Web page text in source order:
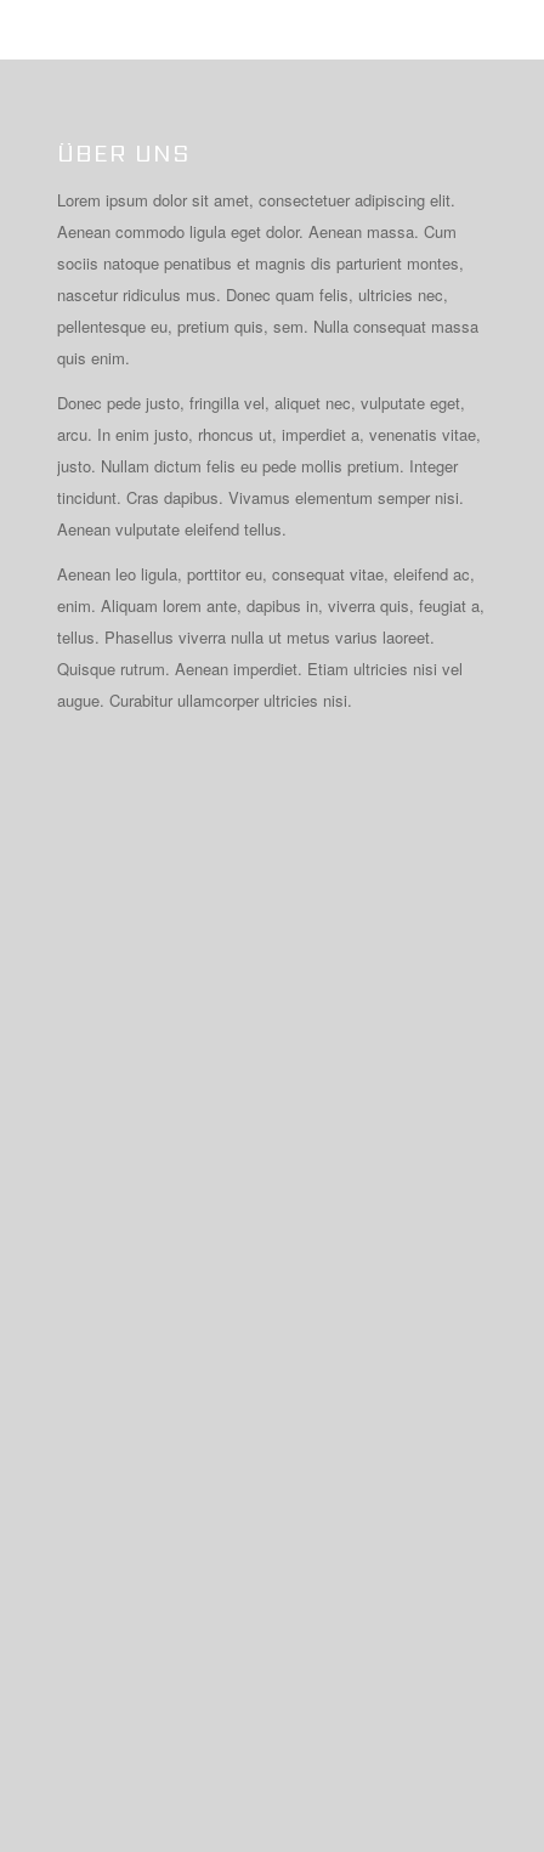
ÜBER UNS
Lorem ipsum dolor sit amet, consectetuer adipiscing elit.
Aenean commodo ligula eget dolor. Aenean massa. Cum
sociis natoque penatibus et magnis dis parturient montes,
nascetur ridiculus mus. Donec quam felis, ultricies nec,
pellentesque eu, pretium quis, sem. Nulla consequat massa
quis enim.
Donec pede justo, fringilla vel, aliquet nec, vulputate eget,
arcu. In enim justo, rhoncus ut, imperdiet a, venenatis vitae,
justo. Nullam dictum felis eu pede mollis pretium. Integer
tincidunt. Cras dapibus. Vivamus elementum semper nisi.
Aenean vulputate eleifend tellus.
Aenean leo ligula, porttitor eu, consequat vitae, eleifend ac,
enim. Aliquam lorem ante, dapibus in, viverra quis, feugiat a,
tellus. Phasellus viverra nulla ut metus varius laoreet.
Quisque rutrum. Aenean imperdiet. Etiam ultricies nisi vel
augue. Curabitur ullamcorper ultricies nisi.